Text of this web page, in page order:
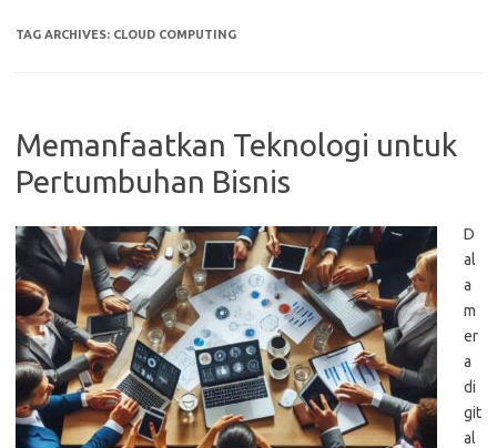
TAG ARCHIVES: CLOUD COMPUTING
Memanfaatkan Teknologi untuk
Pertumbuhan Bisnis
D
al
a
m
er
a
di
git
al